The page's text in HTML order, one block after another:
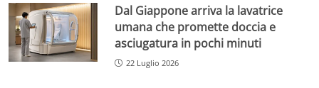
Dal Giappone arriva la lavatrice
umana che promette doccia e
asciugatura in pochi minuti
22 Luglio 2026